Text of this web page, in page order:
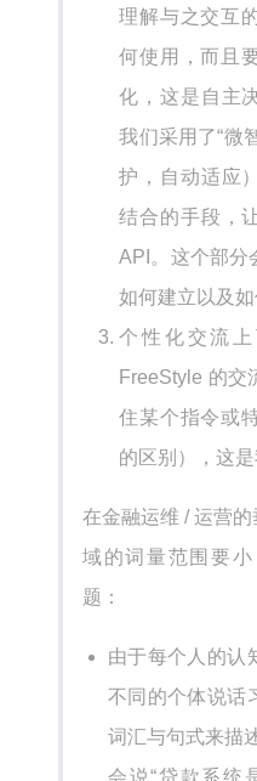
理解与之交互
何使用，而且
化，这是自主
我们采用了“微
护，自动适应
结合的手段，
API。这个部分
如何建立以及如
个性化交流
FreeStyle 的交
住某个指令或
的区别），这是
在金融运维 / 运营
域的词量范围要
题：
由于每个人的认
不同的个体说话
词汇与句式来描
会说“贷款系统